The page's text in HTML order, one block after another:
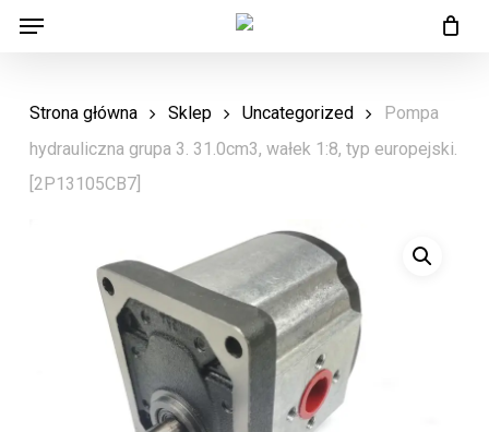
Skip
content
Menu
Strona główna Sklep Uncategorized
Pompa
hydrauliczna grupa 3. 31.0cm3, wałek 1:8, typ europejski.
[2P13105CB7]
Menu